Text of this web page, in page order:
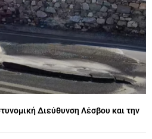
Διεύθυνση Λέσβου και την